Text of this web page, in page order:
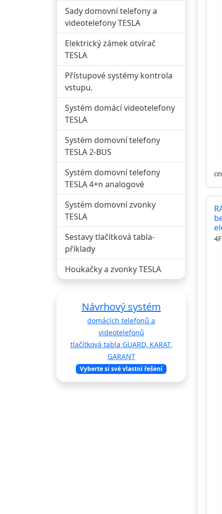
Sady domovní telefony a
videotelefony TESLA
Elektrický zámek otvírač
TESLA
Přístupové systémy kontrola
vstupu.
Systém domácí videotelefony
TESLA
Systém domovní telefony
TESLA 2-BUS
Systém domovní telefony
TESLA 4+n analogové
Systém domovní zvonky
TESLA
Sestavy tlačítková tabla-
příklady
Houkačky a zvonky TESLA
Návrhový systém
domácích telefonů a
videotelefonů
tlačítková tabla GUARD, KARAT,
GARANT
Vyberte si své vlastní řešení